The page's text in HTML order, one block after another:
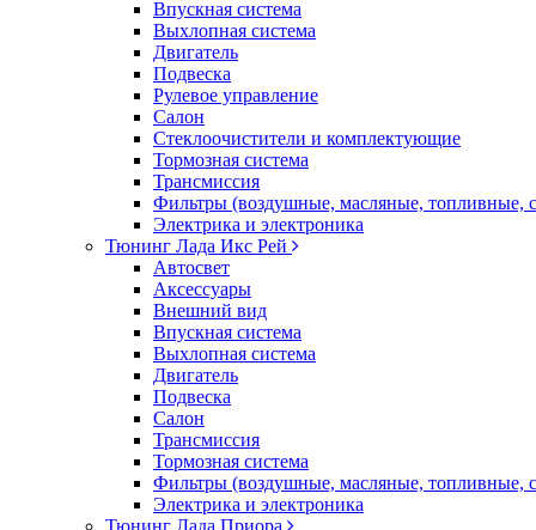
Впускная система
Выхлопная система
Двигатель
Подвеска
Рулевое управление
Салон
Стеклоочистители и комплектующие
Тормозная система
Трансмиссия
Фильтры (воздушные, масляные, топливные,
Электрика и электроника
Тюнинг Лада Икс Рей
Автосвет
Аксессуары
Внешний вид
Впускная система
Выхлопная система
Двигатель
Подвеска
Салон
Трансмиссия
Тормозная система
Фильтры (воздушные, масляные, топливные,
Электрика и электроника
Тюнинг Лада Приора